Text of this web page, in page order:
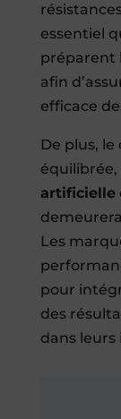
essentiel
préparent
afin
efficace
De plus,
équilibrée,
artificielle
Les
pour
des
dans leurs